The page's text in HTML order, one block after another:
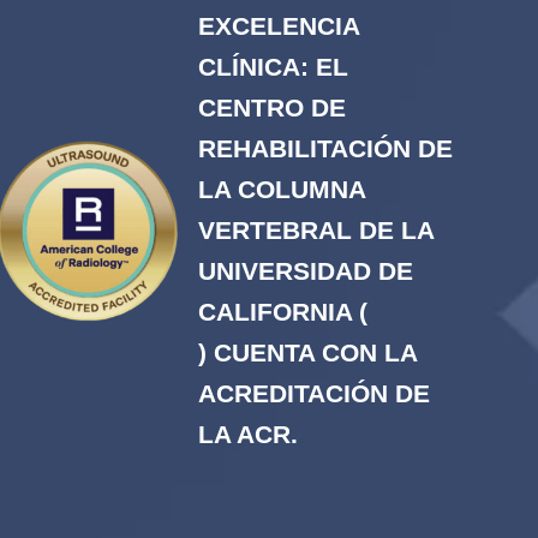
EXCELENCIA
CLÍNICA: EL
CENTRO DE
REHABILITACIÓN DE
LA COLUMNA
VERTEBRAL DE LA
UNIVERSIDAD DE
CALIFORNIA (
) CUENTA CON LA
ACREDITACIÓN DE
LA ACR.